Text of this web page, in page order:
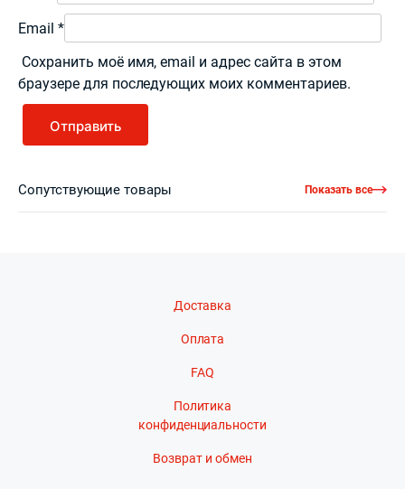
Email *
Сохранить моё имя, email и адрес сайта в этом
браузере для последующих моих комментариев.
Сопутствующие товары Показать все
Доставка
Оплата
FAQ
Политика
конфиденциальности
Возврат и обмен